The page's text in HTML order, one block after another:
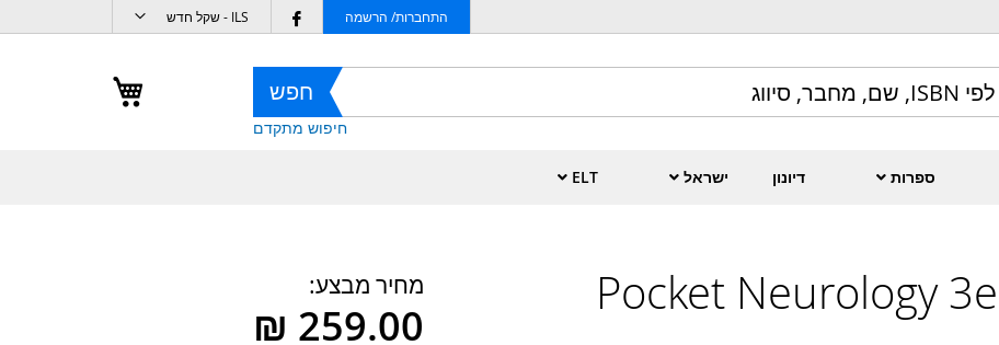
ILS - שקל חדש התחברות/ הרשמה
Facebook
חפש
חיפוש מתקדם
ספרות דיונון ישראל ELT
מחיר מבצע Pocket Neurology 3e